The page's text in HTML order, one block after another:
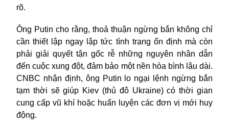
rõ.
Ông Putin cho rằng, thoả thuận ngừng bắn không chỉ
cần thiết lập ngay lập tức tình trạng ổn định mà còn
phải giải quyết tận gốc rễ những nguyên nhân dẫn
đến cuộc xung đột, đảm bảo một nền hòa bình lâu dài.
CNBC nhận định, ông Putin lo ngại lệnh ngừng bắn
tạm thời sẽ giúp Kiev (thủ đô Ukraine)có thời gian
cung cấp vũ khí hoặc huấn luyện các đơn vị mới huy
động.